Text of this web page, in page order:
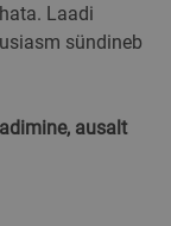
Laadi
sündineb
ausalt